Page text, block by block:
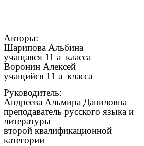
Авторы:
Шарипова Альбина
учащаяся 11 а класса
Воронин Алексей
учащийся 11 а класса
Руководитель:
Андреева Альмира Даниловна
преподаватель русского языка и
литературы
второй квалификационной
категории